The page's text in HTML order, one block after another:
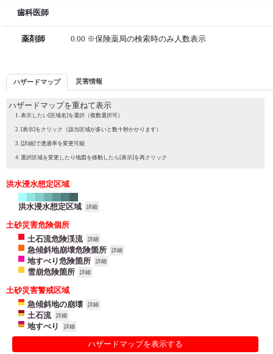
歯科医師
薬剤師 0.00 ※保険薬局の検索時のみ人数表示
ハザードマップ 災害情報
ハザードマップを重ねて表示
表示したい[区域名]を選択（複数選択可）
[表示]をクリック（該当区域が多いと数十秒かかります）
[詳細]で透過率を変更可能
選択区域を変更したり地図を移動したら[表示]を再クリック
洪水浸水想定区域
洪水浸水想定区域 詳細
土砂災害危険個所
土石流危険渓流
詳細
急傾斜地崩壊危険箇所 詳細
地すべり危険箇所 詳細
雪崩危険箇所 詳細
土砂災害警戒区域
急傾斜地の崩壊
詳細
土石流 詳細
地すべり 詳細
ハザードマップを表示する